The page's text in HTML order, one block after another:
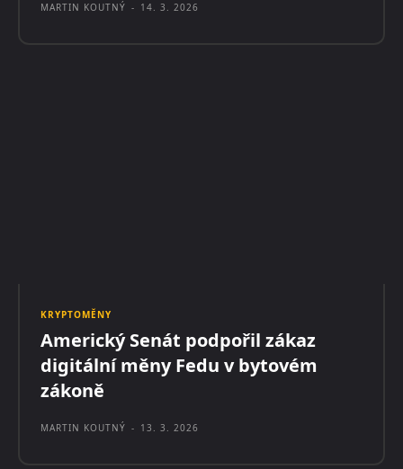
MARTIN KOUTNÝ - 14. 3. 2026
KRYPTOMĚNY
Americký Senát podpořil zákaz
digitální měny Fedu v bytovém
zákoně
MARTIN KOUTNÝ - 13. 3. 2026